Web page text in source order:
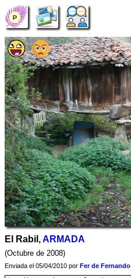
El Rabil,ARMADA
(Octubre de 2008)
Enviada el 05/04/2010 por Fer de Fernando